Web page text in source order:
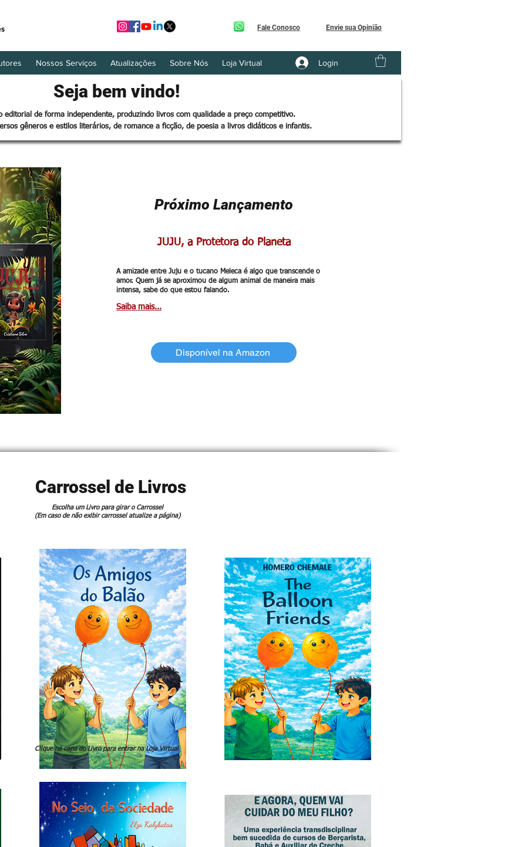
Fale Conosco Envie sua Opinião
Nossos Serviços Atualizações Sobre Nós Loja Virtual Login
Seja bem vindo!
editorial de forma independente, produzindo livros com qualidade a preço competitivo.
gêneros e estilos literários, de romance a ficção, de poesia a livros didáticos e infantis.
Próximo Lançamento
JUJU, a Protetora do Planeta
A amizade entre Juju e o tucano Meleca é algo que transcende o
amor. Quem já se aproximou de algum animal de maneira mais
intensa, sabe do que estou falando.
Saiba mais...
Disponível na Amazon
Carrossel de Livros
Escolha um Livro para girar o Carrossel
(Em caso de não exibir carrossel atualize a página)
Clique na capa do Livro para entrar na Loja Virtual